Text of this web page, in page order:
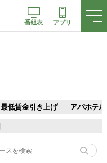
番組表 アプリ
最低賃金引き上げ アパホテル